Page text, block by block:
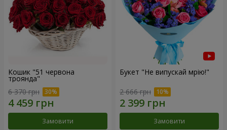
Кошик "51 червона
троянда"
6 370 грн
Замовити
Букет "Не випускай мрію!"
2 666 грн
Замовити